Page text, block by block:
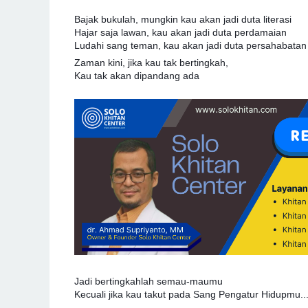
Bajak bukulah, mungkin kau akan jadi duta literasi
Hajar saja lawan, kau akan jadi duta perdamaian
Ludahi sang teman, kau akan jadi duta persahabatan
Zaman kini, jika kau tak bertingkah,
Kau tak akan dipandang ada
Jadi bertingkahlah semau-maumu
Kecuali jika kau takut pada Sang Pengatur Hidupmu...